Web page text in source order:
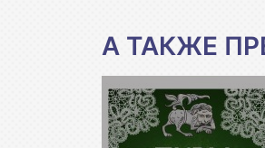
А ТАКЖЕ